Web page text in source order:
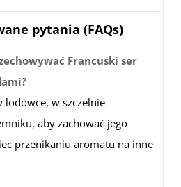
pytania (FAQs)
Francuski ser
lodówce, w szczelnie
aby zachować jego
przenikaniu aromatu na inne